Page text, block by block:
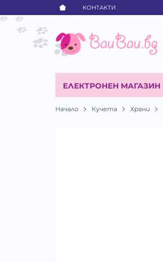
КОНТАКТИ
ЕЛЕКТРОНЕН МАГАЗИН
Начало Кучета Храни